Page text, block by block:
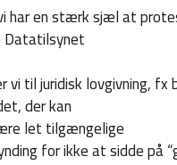
har en stærk sjæl at
Datatilsynet
til juridisk lovgivning, fx
der kan
let tilgængelige
for ikke at sidde på